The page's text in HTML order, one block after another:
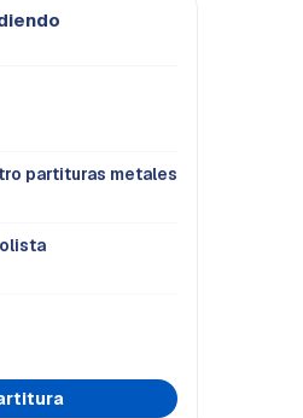
partituras metales